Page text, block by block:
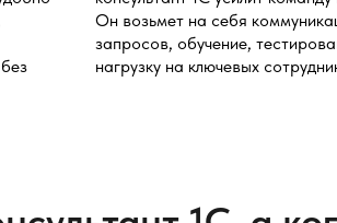
Он возьмет на себя
запросов, обучение,
нагрузку на ключевых